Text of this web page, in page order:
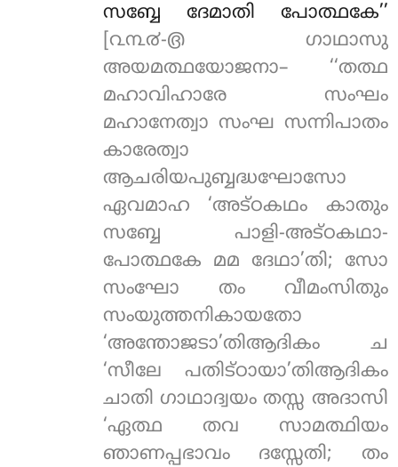
സബ്ബേ ദേമാതി പോത്ഥകേ’’
[൨൩൪-൫ ഗാഥാസു
അയമത്ഥയോജനാ– ‘‘തത്ഥ
മഹാവിഹാരേ സംഘം
മഹാനേത്വാ സംഘ സന്നിപാതം
കാരേത്വാ
ആചരിയപുബ്ബദ്ധഘോസോ
ഏവമാഹ ‘അട്ഠകഥം കാതും
സബ്ബേ പാളി-അട്ഠകഥാ-
പോത്ഥകേ മമ ദേഥാ’തി; സോ
സംഘോ തം വീമംസിതും
സംയുത്തനികായതോ
‘അന്തോജടാ’തിആദികം ച
‘സീലേ പതിട്ഠായാ’തിആദികം
ചാതി ഗാഥാദ്വയം തസ്സ അദാസി
‘ഏത്ഥ തവ സാമത്ഥിയം
ഞാണപ്പഭാവം ദസ്സേതി; തം